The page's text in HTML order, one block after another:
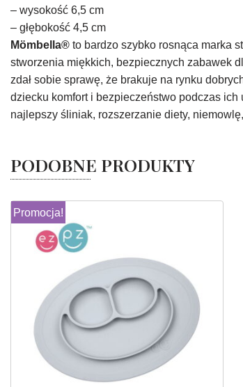
– wysokość 6,5 cm
– głębokość 4,5 cm
Mömbella® to bardzo szybko rosnąca marka
stworzenia miękkich, bezpiecznych zabawek
zdał sobie sprawę, że brakuje na rynku
dziecku komfort i bezpieczeństwo podczas ich
najlepszy śliniak, rozszerzanie diety,
PODOBNE PRODUKTY
Promocja!